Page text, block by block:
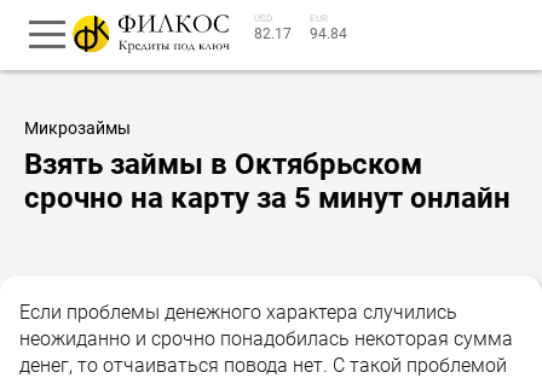
USD
82.17
EUR
94.84
Микрозаймы
Взять займы в Октябрьском
срочно на карту за 5 минут онлайн
Если проблемы денежного характера случились
неожиданно и срочно понадобилась некоторая сумма
денег, то отчаиваться повода нет. С такой проблемой